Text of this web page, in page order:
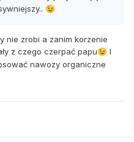
😉
nie zrobi a zanim korzenie
z czego czerpać papu😉 I
nawozy organiczne